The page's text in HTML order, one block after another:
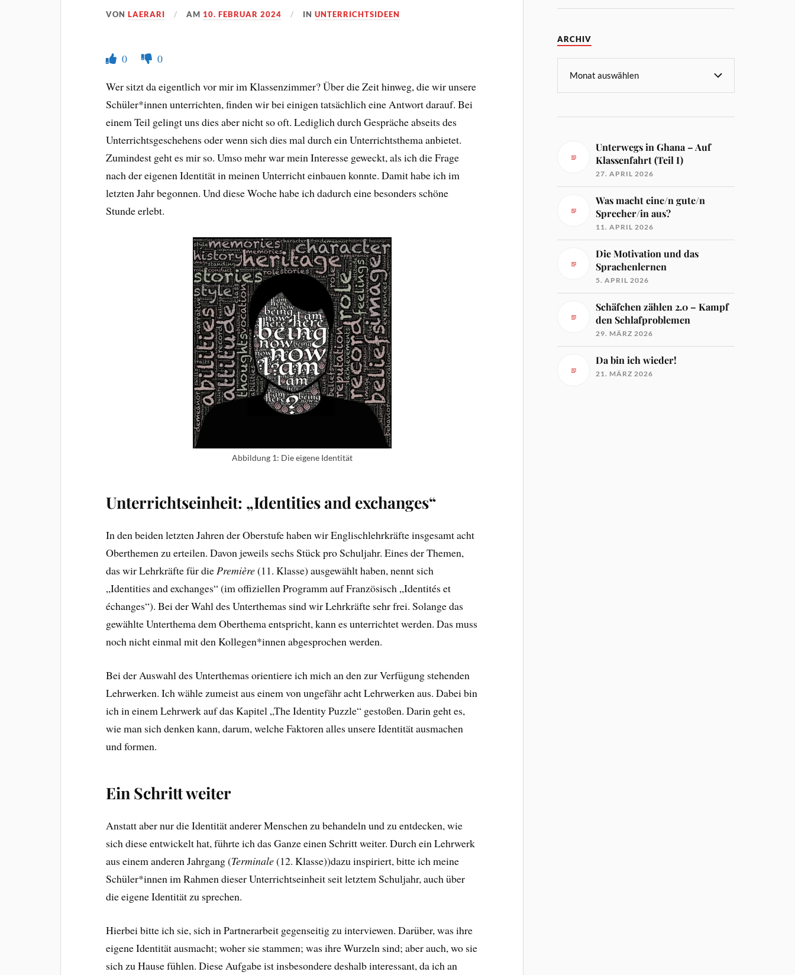
VONLAERARI AM 10. FEBRUAR 2024 INUNTERRICHTSIDEEN
0
0
Wer sitzt da eigentlich vor mir im Klassenzimmer? Über die Zeit hinweg, die wir unsere
Schüler*innen unterrichten, finden wir bei einigen tatsächlich eine Antwort darauf. Bei
einem Teil gelingt uns dies aber nicht so oft. Lediglich durch Gespräche abseits des
Unterrichtsgeschehens oder wenn sich dies mal durch ein Unterrichtsthema anbietet.
Zumindest geht es mir so. Umso mehr war mein Interesse geweckt, als ich die Frage
nach der eigenen Identität in meinen Unterricht einbauen konnte. Damit habe ich im
letzten Jahr begonnen. Und diese Woche habe ich dadurch eine besonders schöne
Stunde erlebt.
Abbildung 1: Die eigene Identität
Unterrichtseinheit: „Identities and exchanges“
In den beiden letzten Jahren der Oberstufe haben wir Englischlehrkräfte insgesamt acht
Oberthemen zu erteilen. Davon jeweils sechs Stück pro Schuljahr. Eines der Themen,
das wir Lehrkräfte für diePremière(11. Klasse) ausgewählt haben, nennt sich
„Identities and exchanges“ (im offiziellen Programm auf Französisch „Identités et
échanges“). Bei der Wahl des Unterthemas sind wir Lehrkräfte sehr frei. Solange das
gewählte Unterthema dem Oberthema entspricht, kann es unterrichtet werden. Das muss
noch nicht einmal mit den Kollegen*innen abgesprochen werden.
Bei der Auswahl des Unterthemas orientiere ich mich an den zur Verfügung stehenden
Lehrwerken. Ich wähle zumeist aus einem von ungefähr acht Lehrwerken aus. Dabei bin
ich in einem Lehrwerk auf das Kapitel „The Identity Puzzle“ gestoßen. Darin geht es,
wie man sich denken kann, darum, welche Faktoren alles unsere Identität ausmachen
und formen.
Ein Schritt weiter
Anstatt aber nur die Identität anderer Menschen zu behandeln und zu entdecken, wie
sich diese entwickelt hat, führte ich das Ganze einen Schritt weiter. Durch ein Lehrwerk
aus einem anderen Jahrgang (Terminale(12. Klasse))dazu inspiriert, bitte ich meine
Schüler*innen im Rahmen dieser Unterrichtseinheit seit letztem Schuljahr, auch über
die eigene Identität zu sprechen.
Hierbei bitte ich sie, sich in Partnerarbeit gegenseitig zu interviewen. Darüber, was ihre
eigene Identität ausmacht; woher sie stammen; was ihre Wurzeln sind; aber auch, wo sie
sich zu Hause fühlen. Diese Aufgabe ist insbesondere deshalb interessant, da ich an
ARCHIV
Unterwegs in Ghana – Auf
Klassenfahrt (Teil I)
27. APRIL 2026
Was macht eine/n gute/n
Sprecher/in aus?
11. APRIL 2026
Die Motivation und das
Sprachenlernen
5. APRIL 2026
Schäfchen zählen 2.0 – Kampf
den Schlafproblemen
29. MÄRZ 2026
Da bin ich wieder!
21. MÄRZ 2026